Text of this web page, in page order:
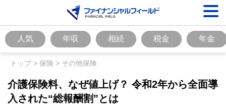
人気 年収 相続 税金 年金
トップ> 保険 > その他保険
介護保険料、なぜ値上げ？ 令和2年から全面導
入された“総報酬割”とは